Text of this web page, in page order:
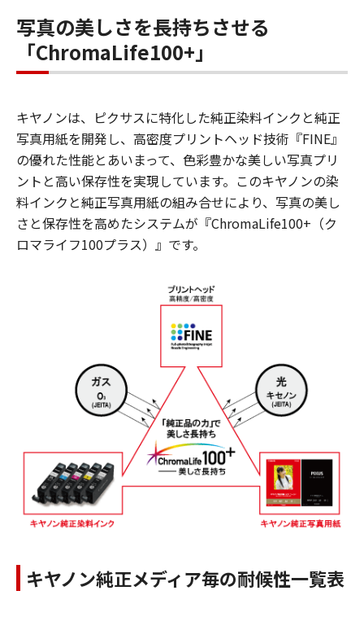
写真の美しさを長持ちさせる
「ChromaLife100+」
キヤノンは、ピクサスに特化した純正染料インクと純正
写真用紙を開発し、高密度プリントヘッド技術『FINE』
の優れた性能とあいまって、色彩豊かな美しい写真プリ
ントと高い保存性を実現しています。このキヤノンの染
料インクと純正写真用紙の組み合せにより、写真の美し
さと保存性を高めたシステムが『ChromaLife100+（ク
ロマライフ100プラス）』です。
キヤノン純正メディア毎の耐候性一覧表